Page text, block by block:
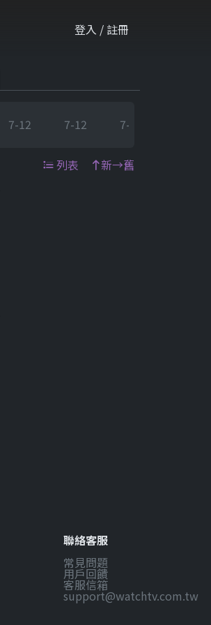
登入 / 註冊
7-12 7-12 7-12
列表
新→舊
聯絡客服
常見問題
用戶回饋
客服信箱
support@watchtv.com.tw